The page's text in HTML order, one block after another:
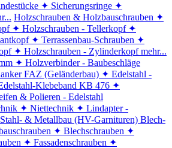
✦ Sicherungsringe ✦
Holzschrauben & Holzbauschrauben ✦
✦ Holzschrauben - Tellerkopf ✦
✦ Terrassenbau-Schrauben ✦
✦ Holzschrauben - Zylinderkopf mehr...
✦ Holzverbinder - Baubeschläge
FAZ (Geländerbau) ✦ Edelstahl -
Klebeband KB 476 ✦
& Polieren - Edelstahl
✦ Niettechnik ✦ Lindapter -
& Metallbau (HV-Garnituren) Blech-
✦ Blechschrauben ✦
✦ Fassadenschrauben ✦